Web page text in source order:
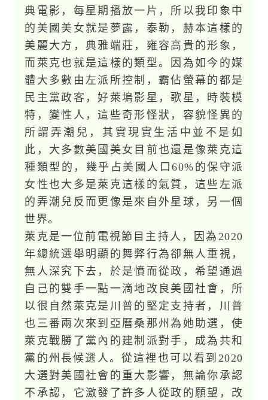
典電影，每星期播放一片，所以我印象中
的美國美女就是夢露，泰勒，赫本這樣的
美麗大方，典雅端莊，雍容高貴的形象，
而萊克也就是這樣的類型。因為如今的媒
體大多數由左派所控制，霸佔螢幕的都是
民主黨政客，好萊塢影星，歌星，時裝模
特，變性人，這些奇形怪狀，容貌怪異的
所謂弄潮兒，其實現實生活中並不是如
此，大多數美國美女目前也還是像萊克這
種類型的，幾乎占美國人口60%的保守派
女性也大多是萊克這樣的氣質，這些左派
的弄潮兒反而更像是來自外星球，另一個
世界。
萊克是一位前電視節目主持人，因為2020
年總統選舉明顯的舞弊行為卻無人重視，
無人深究下去，於是憤而從政，希望通過
自己的雙手一點一滴地改良美國社會，所
以很自然萊克是川普的堅定支持者，川普
也三番兩次來到亞曆桑那州為她助選，使
萊克戰勝了黨內的建制派對手，成為共和
黨的州長候選人。從這裡也可以看到2020
大選對美國社會的重大影響，無論你承認
不承認，它激發了許多人從政的願望，改